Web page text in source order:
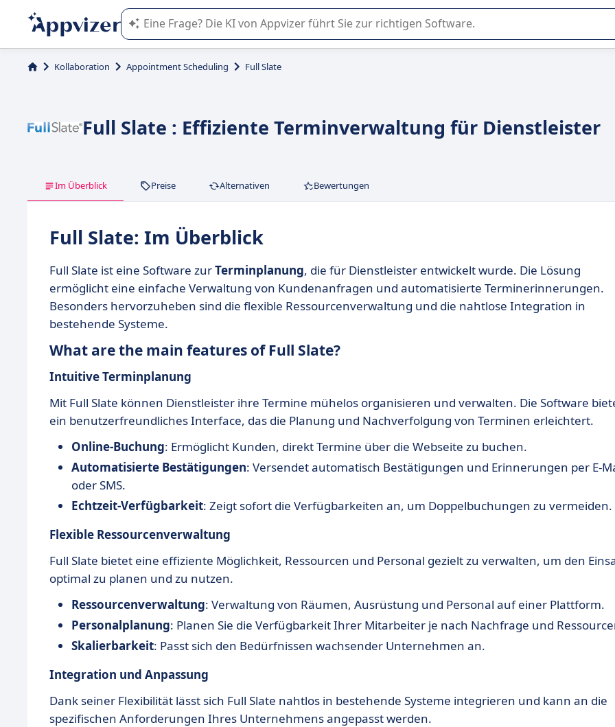
Die KI von Appvizer führt Sie bei der Nutzung oder Auswahl von SaaS-Software in Unternehmen.
Kollaboration Appointment Scheduling Full Slate
Full Slate : Effiziente Terminverwaltung für Dienstleister
Im Überblick Preise Alternativen Bewertungen
Full Slate: Im Überblick
Full Slate ist eine Software zurTerminplanung, die für Dienstleister entwickelt wurde. Die Lösung
ermöglicht eine einfache Verwaltung von Kundenanfragen und automatisierte Terminerinnerungen.
Besonders hervorzuheben sind die flexible Ressourcenverwaltung und die nahtlose Integration in
bestehende Systeme.
What are the main features of Full Slate?
Intuitive Terminplanung
Mit Full Slate können Dienstleister ihre Termine mühelos organisieren und verwalten. Die Software
ein benutzerfreundliches Interface, das die Planung und Nachverfolgung von Terminen erleichtert.
Online-Buchung: Ermöglicht Kunden, direkt Termine über die Webseite zu buchen.
Automatisierte Bestätigungen: Versendet automatisch Bestätigungen und Erinnerungen per E-
oder SMS.
Echtzeit-Verfügbarkeit: Zeigt sofort die Verfügbarkeiten an, um Doppelbuchungen zu vermeiden.
Flexible Ressourcenverwaltung
Full Slate bietet eine effiziente Möglichkeit, Ressourcen und Personal gezielt zu verwalten, um den
optimal zu planen und zu nutzen.
Ressourcenverwaltung: Verwaltung von Räumen, Ausrüstung und Personal auf einer Plattform.
Personalplanung: Planen Sie die Verfügbarkeit Ihrer Mitarbeiter je nach Nachfrage und
Skalierbarkeit: Passt sich den Bedürfnissen wachsender Unternehmen an.
Integration und Anpassung
Dank seiner Flexibilität lässt sich Full Slate nahtlos in bestehende Systeme integrieren und kann an die
spezifischen Anforderungen Ihres Unternehmens angepasst werden.